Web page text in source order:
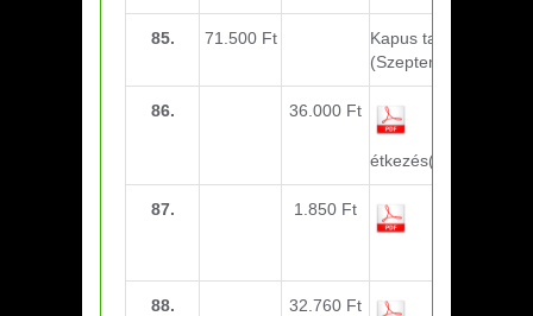
85. 71.500 Ft
Kapus tagdíj
(Szeptember)
86. 36.000 Ft
étkezés(U17-U21)
87. 1.850 Ft
88. 32.760 Ft